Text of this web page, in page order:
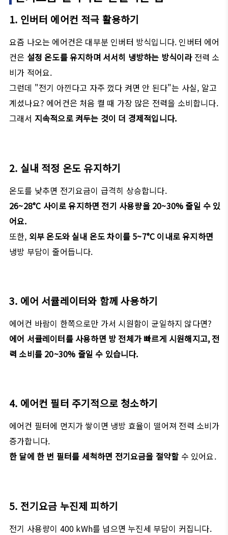
1. 인버터 에어컨 적극 활용하기
요즘 나오는 에어컨은 대부분 인버터 방식입니다. 인버터 에어
컨은 설정 온도를 유지하며 서서히 냉방하는 방식이라전력 소
비가 적어요.
그런데 "전기 아낀다고 자주 껐다 켜면 안 된다"는 사실, 알고
계셨나요? 에어컨은 처음 켤 때 가장 많은 전력을 소비합니다.
그래서 지속적으로 켜두는 것이 더 경제적입니다.
2. 실내 적정 온도 유지하기
온도를 낮추면 전기요금이 급격히 상승합니다.
26~28°C 사이로 유지하면 전기 사용량을 20~30% 줄일 수 있
어요.
또한, 외부 온도와 실내 온도 차이를 5~7°C 이내로 유지하면
냉방 부담이 줄어듭니다.
3. 에어 서큘레이터와 함께 사용하기
에어컨 바람이 한쪽으로만 가서 시원함이 균일하지 않다면?
에어 서큘레이터를 사용하면 방 전체가 빠르게 시원해지고, 전
력 소비를 20~30% 줄일 수 있습니다.
4. 에어컨 필터 주기적으로 청소하기
에어컨 필터에 먼지가 쌓이면 냉방 효율이 떨어져 전력 소비가
증가합니다.
한 달에 한 번 필터를 세척하면 전기요금을 절약할 수 있어요.
5. 전기요금 누진제 피하기
전기 사용량이 400 kWh를 넘으면 누진세 부담이 커집니다.